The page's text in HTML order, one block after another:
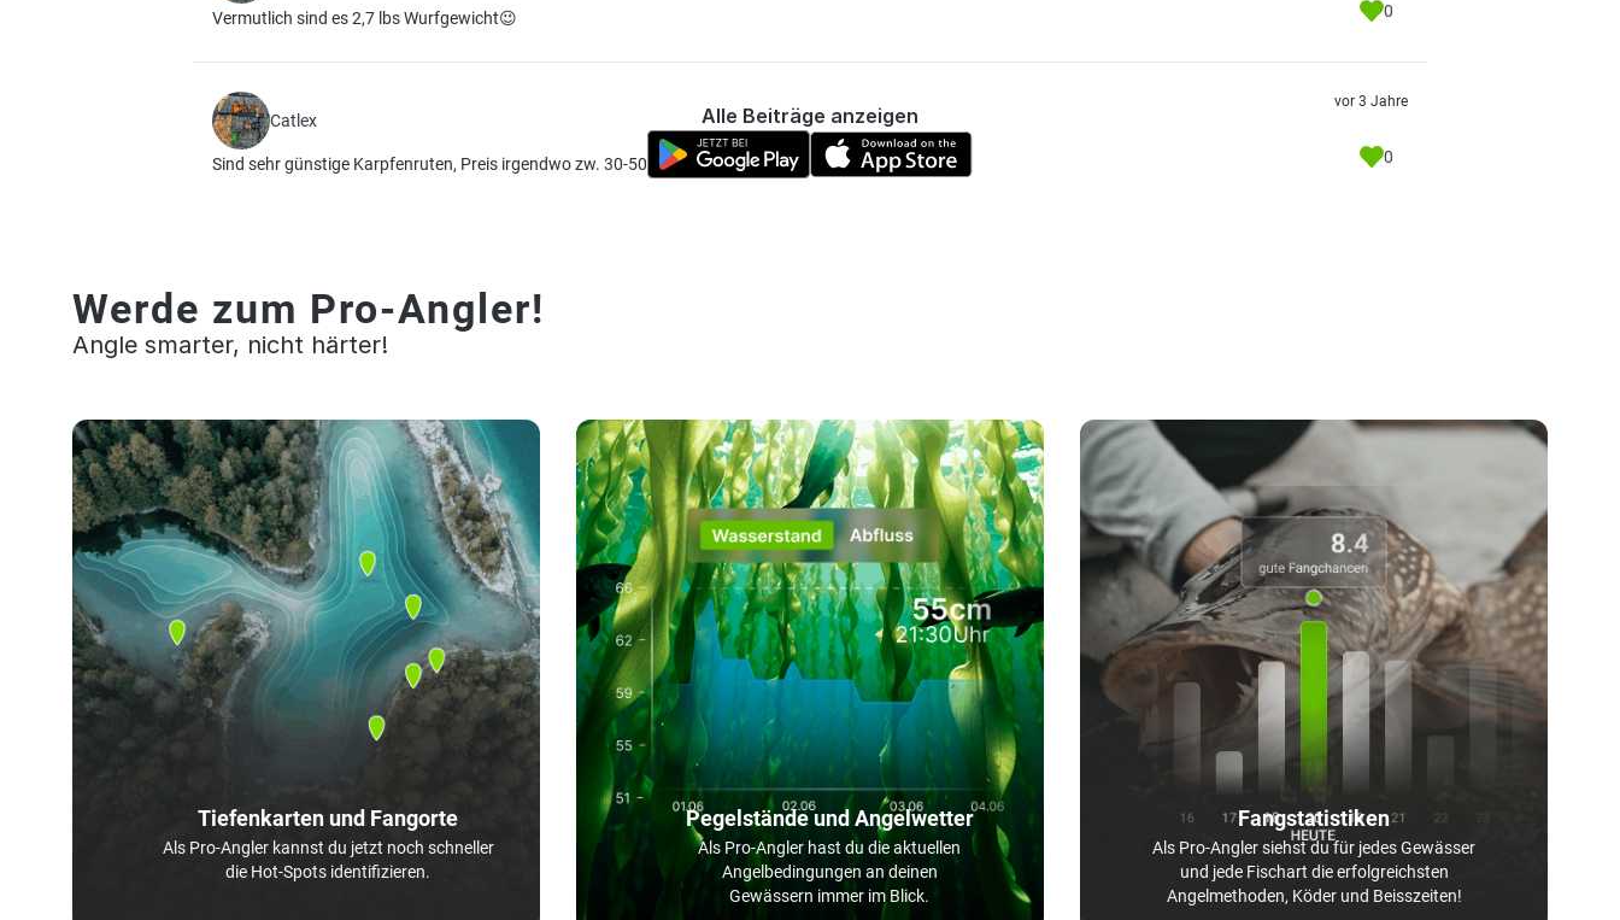
Vermutlich sind es 2,7 lbs Wurfgewicht😉 0
Catlex
Sind sehr günstige Karpfenruten, Preis irgendwo zw. 30-50 Euro.
vor 3 Jahre
0
Alle Beiträge anzeigen
Werde zum Pro-Angler!
Angle smarter, nicht härter!
Tiefenkarten und Fangorte
Als Pro-Angler kannst du jetzt noch schneller
die Hot-Spots identifizieren.
Pegelstände und Angelwetter
Als Pro-Angler hast du die aktuellen
Angelbedingungen an deinen
Gewässern immer im Blick.
Fangstatistiken
Als Pro-Angler siehst du für jedes Gewässer
und jede Fischart die erfolgreichsten
Angelmethoden, Köder und Beisszeiten!